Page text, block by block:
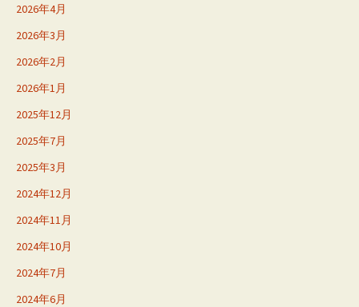
2026年4月
2026年3月
2026年2月
2026年1月
2025年12月
2025年7月
2025年3月
2024年12月
2024年11月
2024年10月
2024年7月
2024年6月